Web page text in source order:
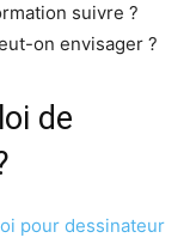
suivre ?
on envisager ?
de
pour dessinateur